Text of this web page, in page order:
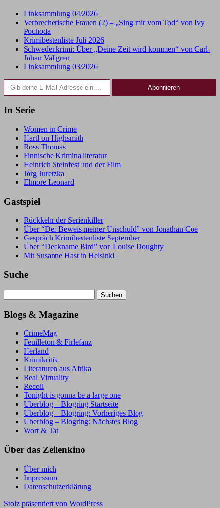
Linksammlung 04/2026
Verbrecherische Frauen (2) – „Sing mir vom Tod“ von Ivy
Pochoda
Krimibestenliste Juli 2026
Schwedenkrimi: Über „Deine Zeit wird kommen“ von Carl-
Johan Vallgren
Linksammlung 03/2026
Gib deine E-Mail-Adresse ein ...
Abonnieren
In Serie
Women in Crime
Hartl on Highsmith
Ross Thomas
Finnische Kriminalliteratur
Heinrich Steinfest und der Film
Jörg Juretzka
Elmore Leonard
Gastspiel
Rückkehr der Serienkiller
Über “Der Beweis meiner Unschuld” von Jonathan Coe
Gespräch Krimibestenliste September
Über “Deckname Bird” von Louise Doughty
Mit Susanne Hast in Helsinki
Suche
nach:
Blogs & Magazine
CrimeMag
Feuilleton & Firlefanz
Herland
Krimikritik
Literaturen aus Afrika
Real Virtuality
Recoil
Tonight is gonna be a large one
Uberblog – Blogring Startseite
Uberblog – Blogring: Vorheriges Blog
Uberblog – Blogring: Nächstes Blog
Wort & Tat
Über das Zeilenkino
Über mich
Impressum
Datenschutzerklärung
Stolz präsentiert von WordPress